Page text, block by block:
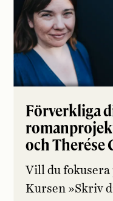
Förverkliga
och Therése
Vill du
Kursen »Skriv